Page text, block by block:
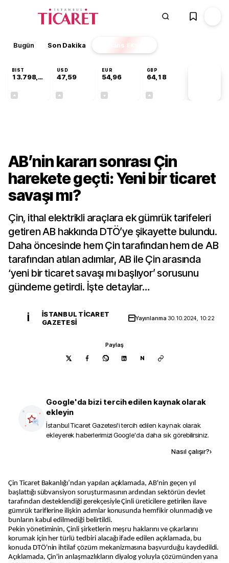
Bugün Son Dakika Finans EKSTRA
BIST
13.798,82
USD
47,59
EUR
54,96
GBP
64,18
AB’nin kararı sonrası Çin
harekete geçti: Yeni bir ticaret
savaşı mı?
Çin, ithal elektrikli araçlara ek gümrük tarifeleri
getiren AB hakkında DTÖ’ye şikayette bulundu.
Daha öncesinde hem Çin tarafından hem de AB
tarafından atılan adımlar, AB ile Çin arasında
‘yeni bir ticaret savaşı mı başlıyor’ sorusunu
gündeme getirdi. İşte detaylar…
İ
İSTANBUL TICARET
GAZETESI
Yayınlanma 30.10.2024, 10:22
Paylaş
N
Google'da bizi tercih edilen kaynak olarak
ekleyin
İstanbul Ticaret Gazetesi'i tercih edilen kaynak olarak
ekleyerek haberlerimizi Google'da daha sık görebilirsiniz.
Nasıl çalışır?›
Çin Ticaret Bakanlığı’ndan yapılan açıklamada, AB'nin geçen yıl
başlattığı sübvansiyon soruşturmasının ardından sektörün devlet
tarafından desteklendiği gerekçesiyle Çinli üreticilere getirilen ilave
gümrük tariflerine ilişkin adımlar konusunda hemfikir olunmadığı ve
bunların kabul edilmediği belirtildi.
Pekin yönetiminin, Çinli şirketlerin meşru haklarını ve çıkarlarını
korumak için her türlü tedbiri alacağı ifade edilen açıklamada, bu
konuda DTÖ'nin ihtilaf çözüm mekanizmasına başvurduğu kaydedildi.
Açıklamada, Çin'in anlaşmazlıkların diyalog yoluyla çözümünden yana